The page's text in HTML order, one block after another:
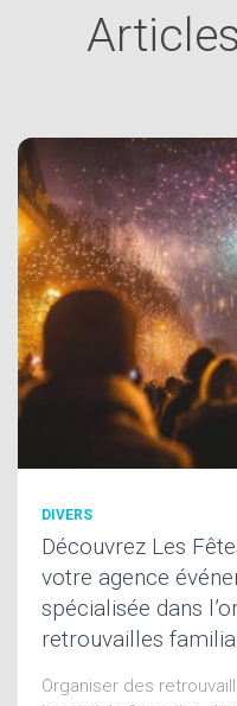
DIVERS
Découvrez Les
votre agence
spécialisée dans
retrouvailles
Organiser des